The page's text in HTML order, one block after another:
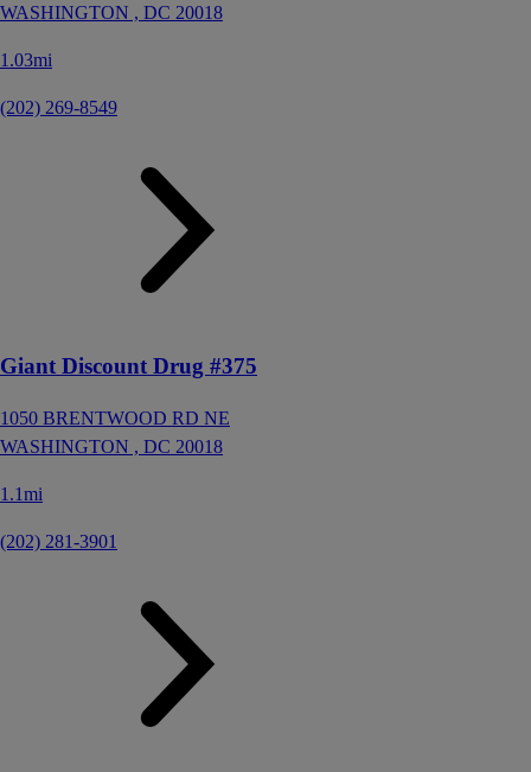
WASHINGTON , DC 20018
1.03mi
(202) 269-8549
Giant Discount Drug #375
1050 BRENTWOOD RD NE
WASHINGTON , DC 20018
1.1mi
(202) 281-3901